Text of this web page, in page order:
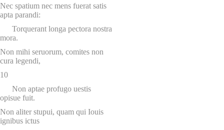
Nec spatium nec mens fuerat satis
apta parandi:
Torquerant longa pectora nostra
mora.
Non mihi seruorum, comites non
cura legendi,
10
Non aptae profugo uestis
opisue fuit.
Non aliter stupui, quam qui Iouis
ignibus ictus